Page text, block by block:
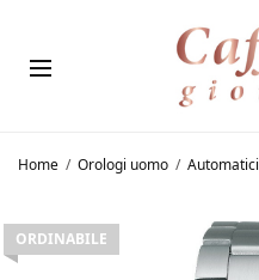
Home / Orologi uomo / Automatici
ORDINABILE